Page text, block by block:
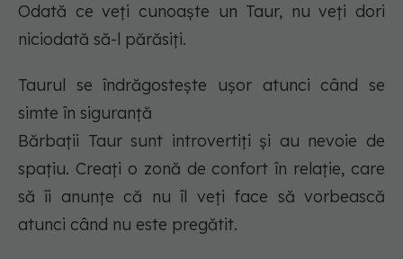
Odată ce veți cunoaște un Taur, nu veți dori
niciodată să-l părăsiți.
Taurul se îndrăgostește ușor atunci când se
simte în siguranță
Bărbații Taur sunt introvertiți și au nevoie de
spațiu. Creați o zonă de confort în relație, care
să îi anunțe că nu îl veți face să vorbească
atunci când nu este pregătit.